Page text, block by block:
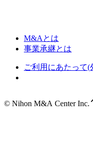
M&Aとは
事業承継とは
ご利用にあたって
© Nihon M&A Center Inc.